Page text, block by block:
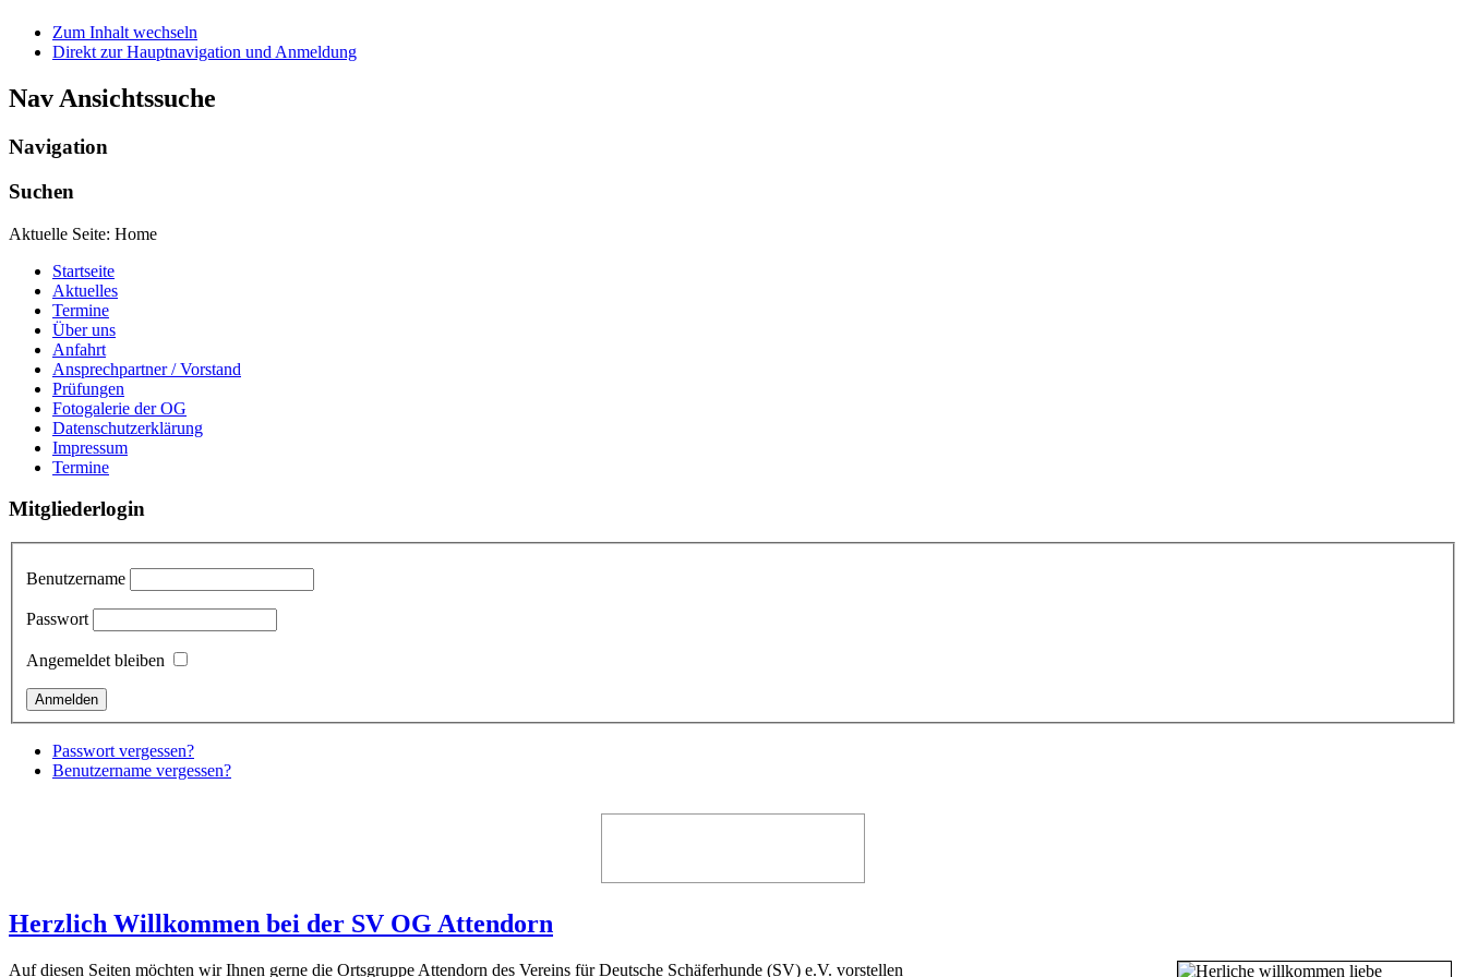
Zum Inhalt wechseln
Direkt zur Hauptnavigation und Anmeldung
Nav Ansichtssuche
Navigation
Suchen
Aktuelle Seite: Home
Startseite
Aktuelles
Termine
Über uns
Anfahrt
Ansprechpartner / Vorstand
Prüfungen
Fotogalerie der OG
Datenschutzerklärung
Impressum
Termine
Mitgliederlogin
Benutzername
Passwort
Angemeldet bleiben
Passwort vergessen?
Benutzername vergessen?
Herzlich Willkommen bei der SV OG Attendorn
Auf diesen Seiten möchten wir Ihnen gerne die Ortsgruppe Attendorn des Vereins für Deutsche Schäferhunde (SV) e.V. vorstellen